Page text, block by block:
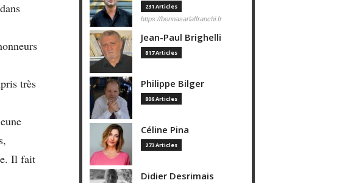
très
Il fait
231 Articles
https://bennasarlaffranchi.fr
Jean-Paul Brighelli
817 Articles
Philippe Bilger
806 Articles
Céline Pina
273 Articles
Didier Desrimais